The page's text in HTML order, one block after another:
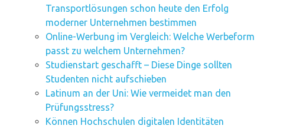
Transportlösungen schon heute den Erfolg
moderner Unternehmen bestimmen
Online-Werbung im Vergleich: Welche Werbeform
passt zu welchem Unternehmen?
Studienstart geschafft – Diese Dinge sollten
Studenten nicht aufschieben
Latinum an der Uni: Wie vermeidet man den
Prüfungsstress?
Können Hochschulen digitalen Identitäten